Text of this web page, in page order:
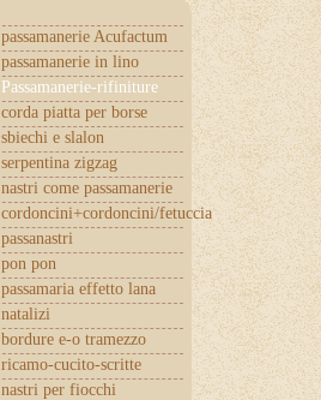
passamanerie Acufactum
passamanerie in lino
Passamanerie-rifiniture
corda piatta per borse
sbiechi e slalon
serpentina zigzag
nastri come passamanerie
cordoncini+cordoncini/fetuccia
passanastri
pon pon
passamaria effetto lana
natalizi
bordure e-o tramezzo
ricamo-cucito-scritte
nastri per fiocchi